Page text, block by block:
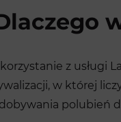
z usługi
w której
polubień